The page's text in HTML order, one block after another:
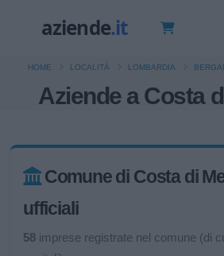
Aziende a Costa
HOME LOCALITÀ LOMBARDIA
Comune di Costa di
ufficiali
58 imprese registrate nel comune (di